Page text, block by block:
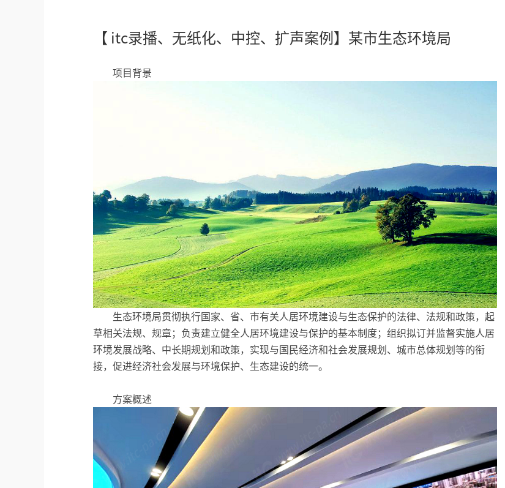
【 itc录播、无纸化、中控、扩声案例】某市生态环境局
项目背景
生态环境局贯彻执行国家、省、市有关人居环境建设与生态保护的法律、法规和政策，起
草相关法规、规章；负责建立健全人居环境建设与保护的基本制度；组织拟订并监督实施人居
环境发展战略、中长期规划和政策，实现与国民经济和社会发展规划、城市总体规划等的衔
接，促进经济社会发展与环境保护、生态建设的统一。
方案概述